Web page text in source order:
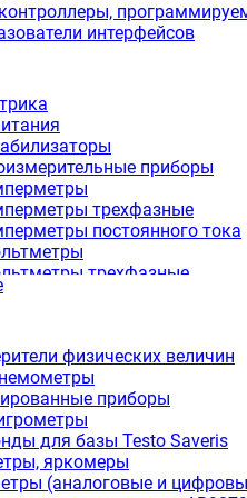
интерфейсов
приборы
трехфазные
постоянного тока
трехфазные
постоянного тока
аналоговых
COS F
приборы
приборы
приборы
качества
мощности
физических величин
приборы
для базы Testo Saveris
яркомеры
(аналоговые и